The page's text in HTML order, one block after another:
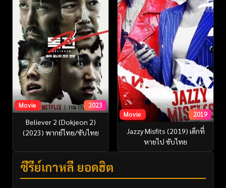
Movie 2023
Believer 2 (Dokjeon 2)
(2023) พากย์ไทย/ซับไทย
Movie 2019
Jazzy Misfits (2019) เด็กที่
หายไป ซับไทย
ซีรี่ย์เกาหลี ยอดฮิต